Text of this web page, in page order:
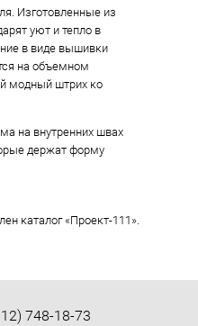
Изготовленные из
уют и тепло в
в виде вышивки
на объемном
модный штрих ко
на внутренних швах
держат форму
каталог «Проект-111».
748-18-73